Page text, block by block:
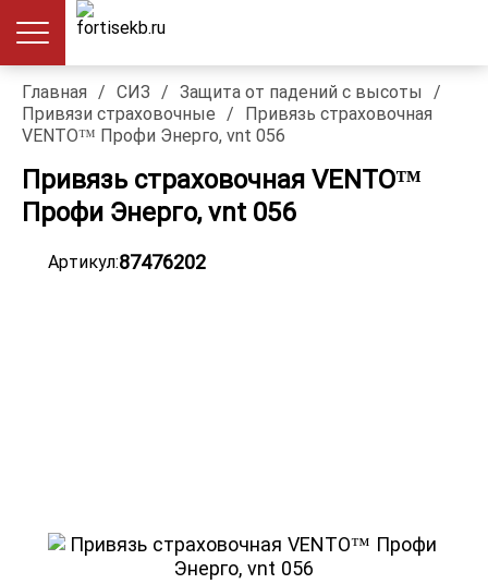
Главная / СИЗ / Защита от падений с высоты
/
Привязи страховочные /
Привязь страховочная
VENTO™ Профи Энерго, vnt 056
Привязь страховочная VENTO™
Профи Энерго, vnt 056
Артикул:87476202